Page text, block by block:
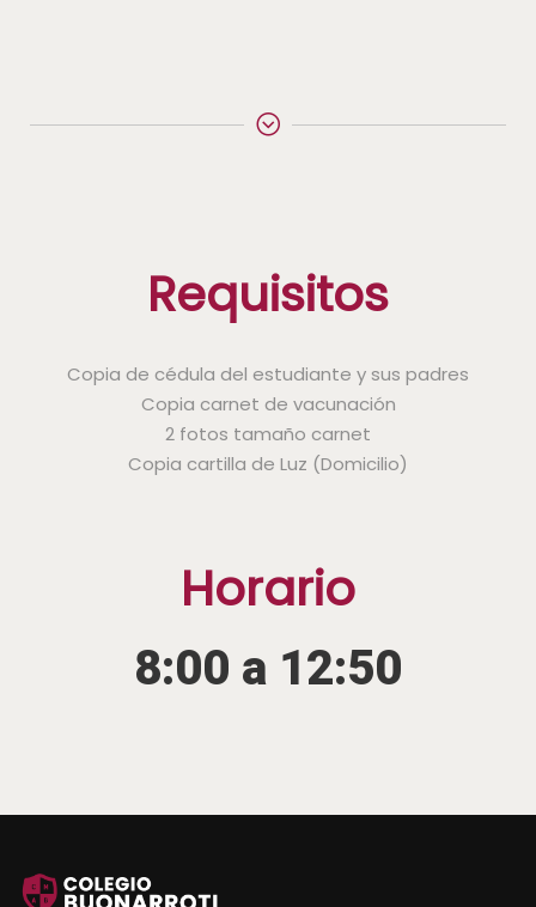
Requisitos
Copia de cédula del estudiante y sus padres
Copia carnet de vacunación
2 fotos tamaño carnet
Copia cartilla de Luz (Domicilio)
Horario
8:00 a 12:50